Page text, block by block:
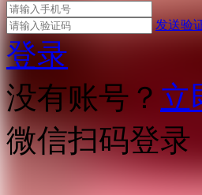
发送验
登录
没有账号？ 立
微信扫码登录